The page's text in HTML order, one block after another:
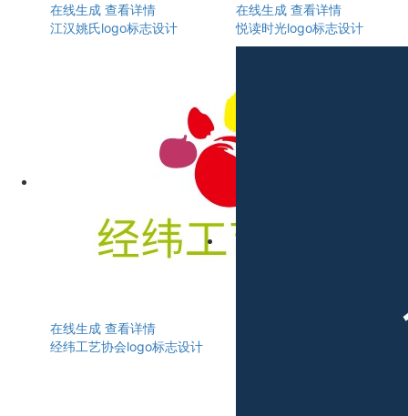
在线生成 查看详情
江汉姚氏logo标志设计
在线生成 查看详情
悦读时光logo标志设计
在线生成 查看详情
经纬工艺协会logo标志设计